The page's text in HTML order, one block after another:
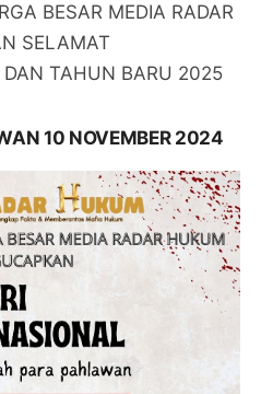
BESAR MEDIA RADAR
SELAMAT
DAN TAHUN BARU 2025
10 NOVEMBER 2024